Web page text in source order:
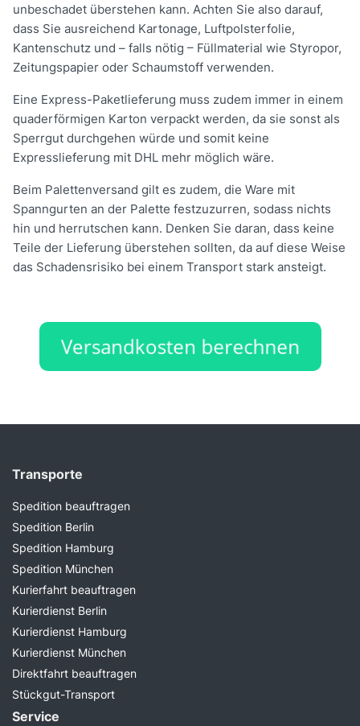
unbeschadet überstehen kann. Achten Sie also darauf,
dass Sie ausreichend Kartonage, Luftpolsterfolie,
Kantenschutz und – falls nötig – Füllmaterial wie Styropor,
Zeitungspapier oder Schaumstoff verwenden.
Eine Express-Paketlieferung muss zudem immer in einem
quaderförmigen Karton verpackt werden, da sie sonst als
Sperrgut durchgehen würde und somit keine
Expresslieferung mit DHL mehr möglich wäre.
Beim Palettenversand gilt es zudem, die Ware mit
Spanngurten an der Palette festzuzurren, sodass nichts
hin und herrutschen kann. Denken Sie daran, dass keine
Teile der Lieferung überstehen sollten, da auf diese Weise
das Schadensrisiko bei einem Transport stark ansteigt.
Transporte
Spedition beauftragen
Spedition Berlin
Spedition Hamburg
Spedition München
Kurierfahrt beauftragen
Kurierdienst Berlin
Kurierdienst Hamburg
Kurierdienst München
Direktfahrt beauftragen
Stückgut-Transport
Service